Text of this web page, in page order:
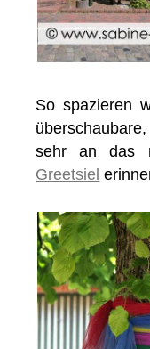
So spazieren
sehr an das
Greetsiel